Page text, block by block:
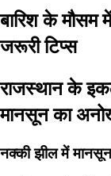
बारिश के
जरूरी टिप्स
राजस्थान के
मानसून का
नक्की झील में